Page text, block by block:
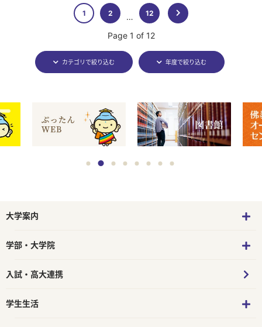
1 2 … 12
Page 1 of 12
カテゴリで絞り込む 年度で絞り込む
大学案内
学部・大学院
入試・高大連携
学生生活